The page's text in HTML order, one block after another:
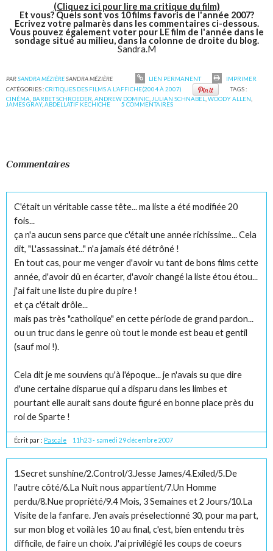
(Cliquez ici pour lire ma critique du film)
Et vous? Quels sont vos 10 films favoris de l'année 2007?
Ecrivez votre palmarès dans les commentaires ci-dessous.
Vous pouvez également voter pour LE film de l'année dans le
sondage situé au milieu, dans la colonne de droite du blog.
Sandra.M
PARSANDRA MÉZIÈRESANDRA MÉZIÈRE LIEN PERMANENT
IMPRIMER
CATÉGORIES :CRITIQUES DES FILMS A L'AFFICHE(2004 À 2007)
TAGS :
CINÉMA BARBET SCHROEDER ,ANDREW DOMINIC JULIAN SCHNABEL ,WOODY ALLEN
JAMES GRAY,ABDELLATIF KECHICHE 5 COMMENTAIRES
Commentaires
C'était un véritable casse tête... ma liste a été modifiée 20
fois...
ça n'a aucun sens parce que c'était une année richissime... Cela
dit, "L'assassinat..." n'a jamais été détrôné !
En tout cas, pour me venger d'avoir vu tant de bons films cette
année, d'avoir dû en écarter, d'avoir changé la liste étou étou...
j'ai fait une liste du pire du pire !
et ça c'était drôle...
mais pas très "catholique" en cette période de grand pardon...
ou un truc dans le genre où tout le monde est beau et gentil
(sauf moi !).
Cela dit je me souviens qu'à l'époque... je n'avais su que dire
d'une certaine disparue qui a disparu dans les limbes et
pourtant elle aurait sans doute figuré en bonne place près du
roi de Sparte !
Écrit par : Pascale 11h23- samedi 29 décembre 2007
1.Secret sunshine/2.Control/3.Jesse James/4.Exiled/5.De
l'autre côté/6.La Nuit nous appartient/7.Un Homme
perdu/8.Nue propriété/9.4 Mois, 3 Semaines et 2 Jours/10.La
Visite de la fanfare. J'en avais préselectionné 30, pour ma part,
sur mon blog et voilà les 10 au final, c'est, bien entendu très
difficile, de faire un choix. J'ai privilégié les coups de coeurs